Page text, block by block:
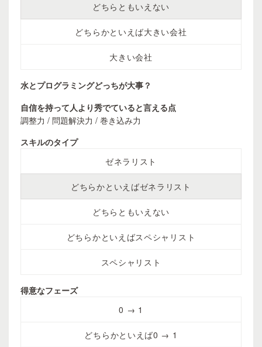
どちらともいえない
どちらかといえば大きい会社
大きい会社
水とプログラミングどっちが大事？
自信を持って人より秀でていると言える点
調整力 / 問題解決力 / 巻き込み力
スキルのタイプ
ゼネラリスト
どちらかといえばゼネラリスト
どちらともいえない
どちらかといえばスペシャリスト
スペシャリスト
得意なフェーズ
0 → 1
どちらかといえば0 → 1